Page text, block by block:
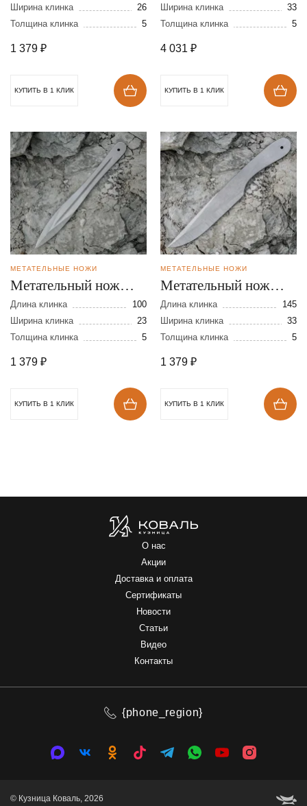
Ширина клинка
26
Толщина клинка
5
1 379 ₽
КУПИТЬ В 1 КЛИК
65Г
Ширина клинка
33
Толщина клинка
5
4 031 ₽
КУПИТЬ В 1 КЛИК
МЕТАТЕЛЬНЫЕ НОЖИ
Метательный нож
Горец мини из стали
65Г
Длина клинка
100
Ширина клинка
23
Толщина клинка
5
1 379 ₽
КУПИТЬ В 1 КЛИК
МЕТАТЕЛЬНЫЕ НОЖИ
Метательный нож
Осётр из стали 65Г
Длина клинка
145
Ширина клинка
33
Толщина клинка
5
1 379 ₽
КУПИТЬ В 1 КЛИК
О нас
Акции
Доставка и оплата
Сертификаты
Новости
Статьи
Видео
Контакты
{phone_region}
© Кузница Коваль, 2026